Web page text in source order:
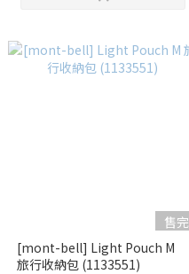
售完
[mont-bell] Light Pouch M
旅行收納包 (1133551)